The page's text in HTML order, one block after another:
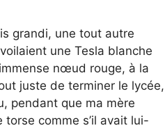
grandi, une tout autre
une Tesla blanche
nœud rouge, à la
juste de terminer le lycée,
pendant que ma mère
comme s’il avait lui-